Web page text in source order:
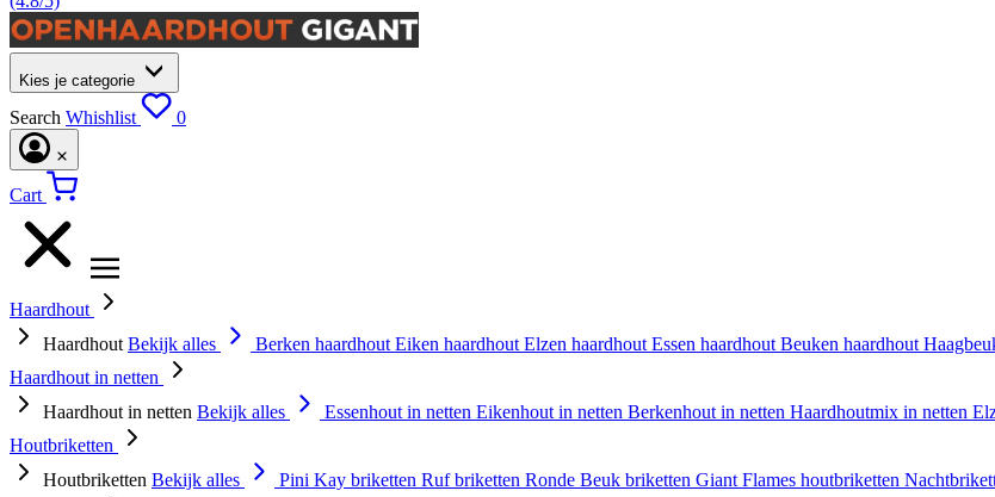
Kies je categorie
Search Whishlist 0
Cart
Haardhout
Haardhout Bekijk alles Berken haardhout Eiken haardhout Elzen haardhout Essen haardhout Beuken haardhout
Haardhout in netten
Haardhout in netten Bekijk alles Essenhout in netten Eikenhout in netten Berkenhout in netten Haardhoutmix in netten
Houtbriketten
Houtbriketten Bekijk alles Pini Kay briketten Ruf briketten Ronde Beuk briketten Giant Flames houtbriketten